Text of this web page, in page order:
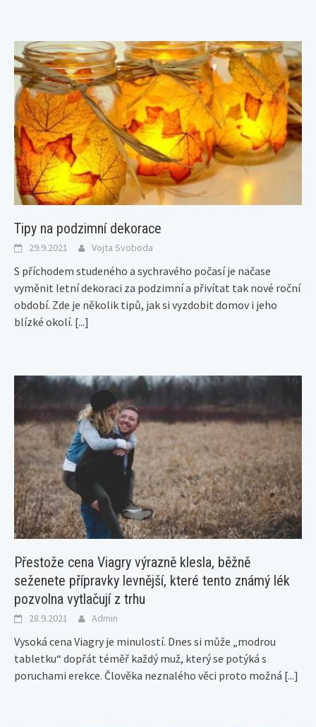
Tipy na podzimní dekorace
29.9.2021 Vojta Svoboda
S příchodem studeného a sychravého počasí je načase
vyměnit letní dekoraci za podzimní a přivítat tak nové roční
období. Zde je několik tipů, jak si vyzdobit domov i jeho
blízké okolí. [...]
Přestože cena Viagry výrazně klesla, běžně
seženete přípravky levnější, které tento známý lék
pozvolna vytlačují z trhu
28.9.2021 Admin
Vysoká cena Viagry je minulostí. Dnes si může „modrou
tabletku“ dopřát téměř každý muž, který se potýká s
poruchami erekce. Člověka neznalého věci proto možná [...]